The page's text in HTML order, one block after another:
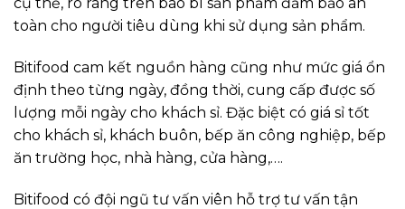
toàn cho người tiêu dùng khi sử dụng sản phẩm.
Bitifood cam kết nguồn hàng cũng như mức giá ổn
định theo từng ngày, đồng thời, cung cấp được số
lượng mỗi ngày cho khách sỉ. Đặc biệt có giá sỉ tốt
cho khách sỉ, khách buôn, bếp ăn công nghiệp, bếp
ăn trường học, nhà hàng, cửa hàng,….
Bitifood có đội ngũ tư vấn viên hỗ trợ tư vấn tận